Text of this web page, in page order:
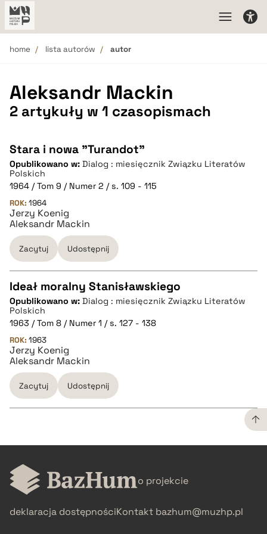
home lista autorów autor
Aleksandr Mackin
2 artykuły w 1 czasopismach
Stara i nowa "Turandot"
Opublikowano w: Dialog : miesięcznik Związku Literatów
Polskich
1964 / Tom 9 / Numer 2 / s. 109 - 115
ROK: 1964
Jerzy Koenig
Aleksandr Mackin
Zacytuj Udostępnij
CZYSTY TEKST
pobierz cytat
BIBTEX
Ideał moralny Stanisławskiego
Opublikowano w: Dialog : miesięcznik Związku Literatów
Polskich
1963 / Tom 8 / Numer 1 / s. 127 - 138
ROK: 1963
Jerzy Koenig
Aleksandr Mackin
Zacytuj Udostępnij
CZYSTY TEKST
pobierz cytat
BIBTEX
o projekcie
deklaracja dostępnościKontakt bazhum@muzhp.pl